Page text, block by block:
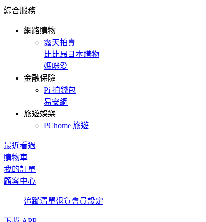
綜合服務
網路購物
露天拍賣
比比昂日本購物
媽咪愛
金融保險
Pi 拍錢包
易安網
旅遊娛樂
PChome 旅遊
最近看過
購物車
我的訂單
顧客中心
追蹤清單退貨會員設定